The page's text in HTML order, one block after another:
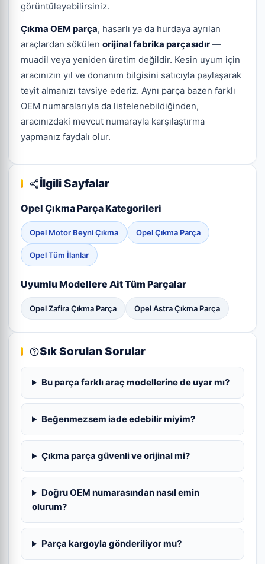
görüntüleyebilirsiniz.
Çıkma OEM parça, hasarlı ya da hurdaya ayrılan
araçlardan sökülen orijinal fabrika parçasıdır —
muadil veya yeniden üretim değildir. Kesin uyum için
aracınızın yıl ve donanım bilgisini satıcıyla paylaşarak
teyit almanızı tavsiye ederiz. Aynı parça bazen farklı
OEM numaralarıyla da listelenebildiğinden,
aracınızdaki mevcut numarayla karşılaştırma
yapmanız faydalı olur.
İlgili Sayfalar
Opel Çıkma Parça Kategorileri
Opel Motor Beyni Çıkma Opel Çıkma Parça
Opel Tüm İlanlar
Uyumlu Modellere Ait Tüm Parçalar
Opel Zafira Çıkma Parça Opel Astra Çıkma Parça
Sık Sorulan Sorular
Bu parça farklı araç modellerine de uyar mı?
Beğenmezsem iade edebilir miyim?
Çıkma parça güvenli ve orijinal mi?
Doğru OEM numarasından nasıl emin
olurum?
Parça kargoyla gönderiliyor mu?